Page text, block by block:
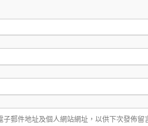
子郵件地址及個人網站網址，以供下次發佈留